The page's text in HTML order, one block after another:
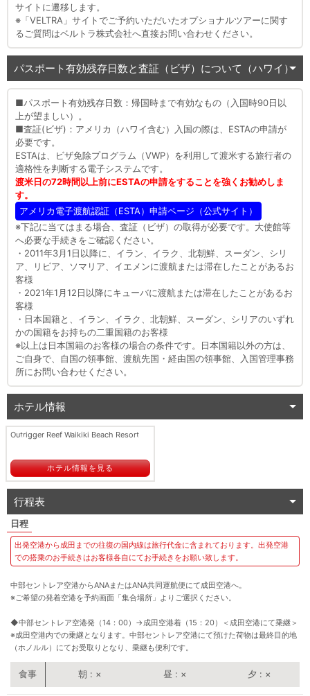
サイトに遷移します。
※「VELTRA」サイトでご予約いただいたオプショナルツアーに関す
るご質問はベルトラ株式会社へ直接お問い合わせください。
パスポート有効残存日数と査証（ビザ）について（ハワイ）
■パスポート有効残存日数：帰国時まで有効なもの（入国時90日以
上が望ましい）。
■査証(ビザ)：アメリカ（ハワイ含む）入国の際は、ESTAの申請が
必要です。
ESTAは、ビザ免除プログラム（VWP）を利用して渡米する旅行者の
適格性を判断する電子システムです。
渡米日の72時間以上前にESTAの申請をすることを強くお勧めしま
す。
アメリカ電子渡航認証（ESTA）申請ページ（公式サイト）
※下記に当てはまる場合、査証（ビザ）の取得が必要です。大使館等
へ必要な手続きをご確認ください。
・2011年3月1日以降に、イラン、イラク、北朝鮮、スーダン、シリ
ア、リビア、ソマリア、イエメンに渡航または滞在したことがあるお
客様
・2021年1月12日以降にキューバに渡航または滞在したことがあるお
客様
・日本国籍と、イラン、イラク、北朝鮮、スーダン、シリアのいずれ
かの国籍をお持ちの二重国籍のお客様
※以上は日本国籍のお客様の場合の条件です。日本国籍以外の方は、
ご自身で、自国の領事館、渡航先国・経由国の領事館、入国管理事務
所にお問い合わせください。
ホテル情報
Outrigger Reef Waikiki Beach Resort
ホテル情報を見る
行程表
出発空港から成田までの往復の国内線は旅行代金に含まれております。出発空港
での搭乗のお手続きはお客様各自にてお手続きをお願い致します。
中部セントレア空港からANAまたはANA共同運航便にて成田空港へ。
※ご希望の発着空港を予約画面「集合場所」よりご選択ください。
◆中部セントレア空港発（14：00） →成田空港着（15：20）＜成田空港にて乗継＞
※成田空港内での乗継となります。中部セントレア空港にて預けた荷物は最終目的地
（ホノルル）にてお受取りとなり、乗継も便利です。
朝 × 昼 × 夕 ×